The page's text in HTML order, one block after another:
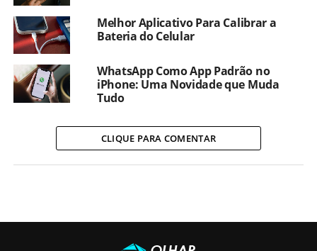
Melhor Aplicativo Para Calibrar a
Bateria do Celular
WhatsApp Como App Padrão no
iPhone: Uma Novidade que Muda
Tudo
CLIQUE PARA COMENTAR